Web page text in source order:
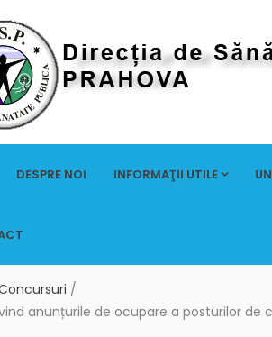
DESPRE NOI INFORMAŢII UTILE
/
anunțurile de ocupare a posturilor de